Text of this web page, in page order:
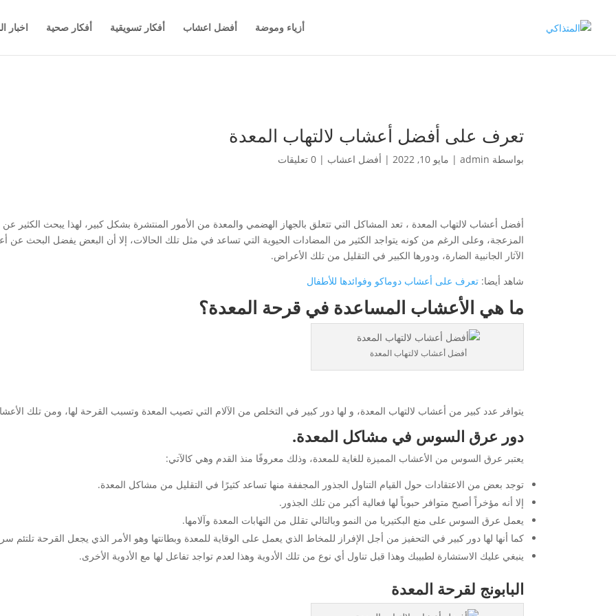
أزياء وموضة أفضل اعشاب أفكار تسويقية أفكار صحية اخبار
تعرف على أفضل أعشاب لالتهاب المعدة
بواسطة admin
| مايو 10, 2022 | أفضل اعشاب |0 تعليقات
أفضل أعشاب لالتهاب المعدة ، تعد المشاكل التي تتعلق بالجهاز الهضمي والمعدة من الأمور المنتشرة بشكل كبير، لهذا يبحث الكثير
المزعجة، وعلى الرغم من كونه يتواجد الكثير من المضادات الحيوية التي تساعد في مثل تلك الحالات، إلا أن البعض يفضل البحث عن
الآثار الجانبية الضارة، ودورها الكبير في التقليل من تلك الأعراض.
شاهد أيضا:تعرف على أعشاب دوماكو وفوائدها للأطفال
ما هي الأعشاب المساعدة في قرحة المعدة؟
أفضل أعشاب لالتهاب المعدة
يتوافر عدد كبير من أعشاب لالتهاب المعدة، و لها دور كبير في التخلص من الآلام التي تصيب المعدة وتسبب القرحة لها، ومن تلك
دور عرق السوس في مشاكل المعدة.
يعتبر عرق السوس من الأعشاب المميزة للغاية للمعدة، وذلك معروفًا منذ القدم وهي كالآتي:
توجد بعض من الاعتقادات حول القيام التناول الجذور المجففة منها تساعد كثيرًا في التقليل من مشاكل المعدة.
إلا أنه مؤخراً أصبح متوافر حبوباً لها فعالية أكبر من تلك الجذور.
يعمل عرق السوس على منع البكتيريا من النمو وبالتالي تقلل من التهابات المعدة وآلامها.
كما أنها لها دور كبير في التحفيز من أجل الإفراز للمخاط الذي يعمل على الوقاية للمعدة وبطانتها وهو الأمر الذي يجعل القرحة تلتئم
ينبغي عليك الاستشارة لطبيبك وهذا قبل تناول أي نوع من تلك الأدوية وهذا لعدم تواجد تفاعل لها مع الأدوية الأخرى.
البابونج لقرحة المعدة